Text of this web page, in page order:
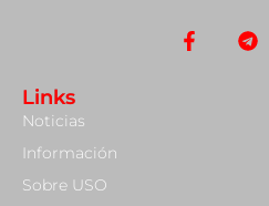
Links
Noticias
Información
Sobre USO